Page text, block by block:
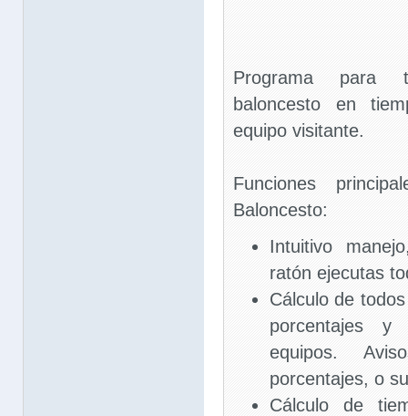
Programa para
baloncesto en
equipo visitante.
Funciones
Baloncesto:
Intuitivo
ratón ejecutas
Cálculo de
porcentajes y
equipos.
porcentajes, o
Cálculo de